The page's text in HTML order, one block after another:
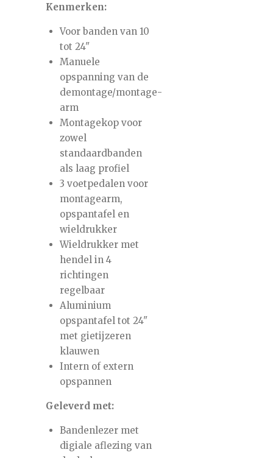
Kenmerken:
Voor banden van 10
tot 24"
Manuele
opspanning van de
demontage/montage-
arm
Montagekop voor
zowel
standaardbanden
als laag profiel
3 voetpedalen voor
montagearm,
opspantafel en
wieldrukker
Wieldrukker met
hendel in 4
richtingen
regelbaar
Aluminium
opspantafel tot 24"
met gietijzeren
klauwen
Intern of extern
opspannen
Geleverd met:
Bandenlezer met
digiale aflezing van